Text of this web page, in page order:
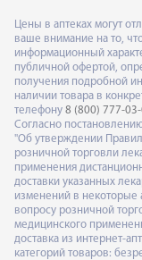
Цены в аптеках могут
ваше внимание на то,
информационный
публичной офертой,
получения подробной
наличии товара в
телефону 8 (800) 777-
Согласно
"Об утверждении
розничной торговли
применения
доставки указанных
изменений в некоторые
вопросу розничной
медицинского
доставка из интернет-
категорий товаров: